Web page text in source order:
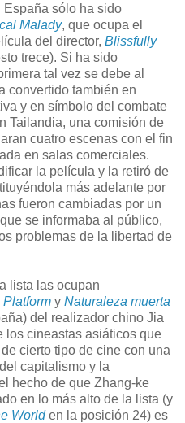
España sólo ha sido
Malady, que ocupa el
del director, Blissfully
trece). Si ha sido
tal vez se debe al
convertido también en
y en símbolo del combate
Tailandia, una comisión de
cuatro escenas con el fin
en salas comerciales.
la película y la retiró de
más adelante por
fueron cambiadas por un
se informaba al público,
problemas de la libertad de
lista las ocupan
Platform y Naturaleza muerta
del realizador chino Jia
los cineastas asiáticos que
cierto tipo de cine con una
capitalismo y la
hecho de que Zhang-ke
en lo más alto de la lista (y
Worlden la posición 24) es